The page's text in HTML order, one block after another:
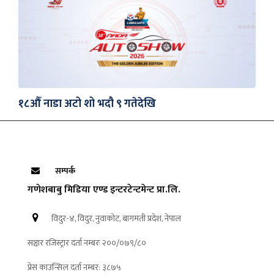
१८औँ नाडा अटो शो भदौ ९ गतेदेखि
सम्पर्क
गणेशबाबु मिडिया एण्ड इन्टरटेन्टमेन्ट प्रा.लि.
विदुर-४, विदुर, नुवाकोट, बागमती प्रदेश, नेपाल
सञ्चार रजिस्ट्रार दर्ता नम्बरः २००/०७९/८०
प्रेस काउन्सिल दर्ता नम्बर: ३८७५